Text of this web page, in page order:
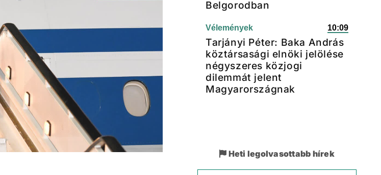
Belgorodban
Vélemények 10:09
Tarjányi Péter: Baka András
köztársasági elnöki jelölése
négyszeres közjogi
dilemmát jelent
Magyarországnak
Heti legolvasottabb hírek